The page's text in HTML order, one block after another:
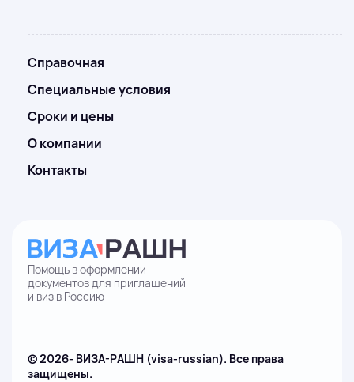
Справочная
Специальные условия
Сроки и цены
О компании
Контакты
Помощь в оформлении
документов для приглашений
и виз в Россию
© 2026- ВИЗА-РАШН (visa-russian). Все права
защищены.